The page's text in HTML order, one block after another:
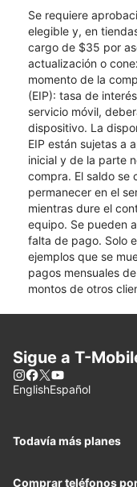
Se requiere
elegible y, en
cargo de $35 por
actualización o
momento de la
(EIP): tasa de
servicio móvil,
dispositivo. La
EIP están sujetas a
inicial y de la parte
compra. El saldo se
permanecer en el
mientras dure el
equipo. Se pueden
falta de pago. Solo
ejemplos que se
pagos mensuales
montos de otros